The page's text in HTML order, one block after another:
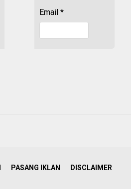
Email *
PASANG IKLAN DISCLAIMER